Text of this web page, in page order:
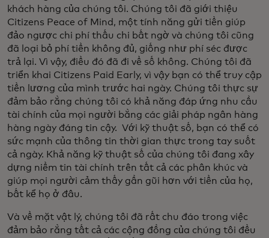
khách hàng của chúng tôi. Chúng tôi đã giới thiệu
Citizens Peace of Mind, một tính năng gửi tiền giúp
đảo ngược chi phí thấu chi bất ngờ và chúng tôi cũng
đã loại bỏ phí tiền không đủ, giống như phí séc được
trả lại. Vì vậy, điều đó đã đi về số không. Chúng tôi đã
triển khai Citizens Paid Early, vì vậy bạn có thể truy cập
tiền lương của mình trước hai ngày. Chúng tôi thực sự
đảm bảo rằng chúng tôi có khả năng đáp ứng nhu cầu
tài chính của mọi người bằng các giải pháp ngân hàng
hàng ngày đáng tin cậy. Với kỹ thuật số, bạn có thể có
sức mạnh của thông tin thời gian thực trong tay suốt
cả ngày. Khả năng kỹ thuật số của chúng tôi đang xây
dựng niềm tin tài chính trên tất cả các phân khúc và
giúp mọi người cảm thấy gần gũi hơn với tiền của họ,
bất kể họ ở đâu.
Và về mặt vật lý, chúng tôi đã rất chu đáo trong việc
đảm bảo rằng tất cả các cộng đồng của chúng tôi đều